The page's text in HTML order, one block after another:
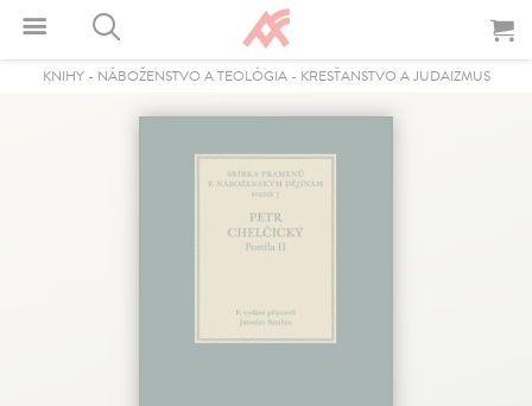
KNIHY- NÁBOŽENSTVO A TEOLÓGIA- KRESŤANSTVO A JUDAIZMUS